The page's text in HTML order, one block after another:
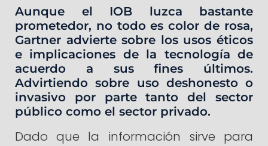
Aunque el IOB luzca bastante
prometedor, no todo es color de rosa,
Gartner advierte sobre los usos éticos
e implicaciones de la tecnología de
acuerdo a sus fines últimos.
Advirtiendo sobre uso deshonesto o
invasivo por parte tanto del sector
público como el sector privado.
Dado que la información sirve para